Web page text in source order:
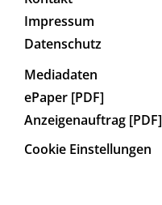
Impressum
Datenschutz
Mediadaten
ePaper [PDF]
Anzeigenauftrag [PDF]
Cookie Einstellungen